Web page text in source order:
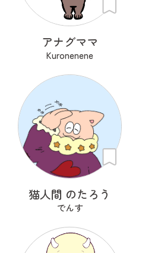
アナグママ
Kuronenene
猫人間 のたろう
でんす